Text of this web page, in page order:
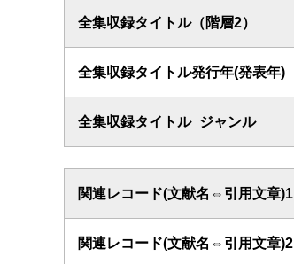
全集収録タイトル（階層2）
全集収録タイトル発行年(発表年)
全集収録タイトル_ジャンル
関連レコード(文献名⇔引用文章)1
関連レコード(文献名⇔引用文章)2